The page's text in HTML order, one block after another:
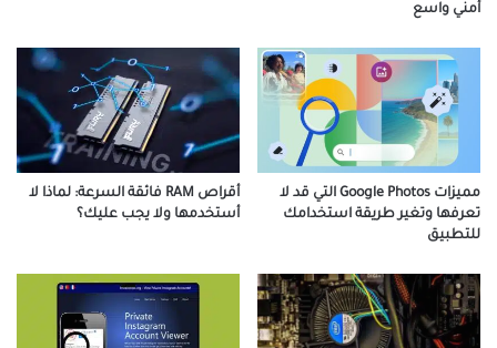
أمني واسع
مميزات Google Photos التي قد لا
تعرفها وتغير طريقة استخدامك
للتطبيق
أقراص RAM فائقة السرعة: لماذا لا
أستخدمها ولا يجب عليك؟